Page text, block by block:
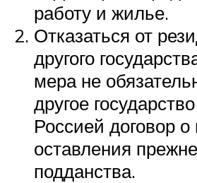
работу и жилье.
Отказаться от
другого
мера не
другое
Россией договор
оставления
подданства.